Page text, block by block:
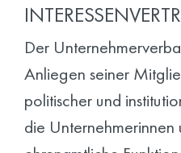
Der
Anliegen seiner
politischer und
die